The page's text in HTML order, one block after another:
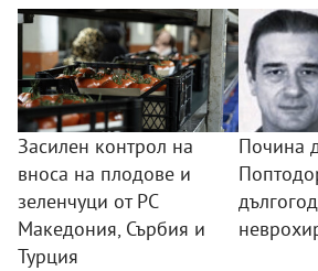
Засилен контрол на
вноса на плодове и
зеленчуци от РС
Македония, Сърбия и
Турция
Почина